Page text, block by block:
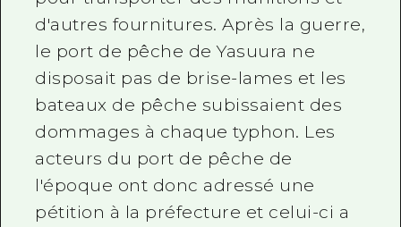
d'autres fournitures. Après la guerre,
le port de pêche de Yasuura ne
disposait pas de brise-lames et les
bateaux de pêche subissaient des
dommages à chaque typhon. Les
acteurs du port de pêche de
l'époque ont donc adressé une
pétition à la préfecture et celui-ci a